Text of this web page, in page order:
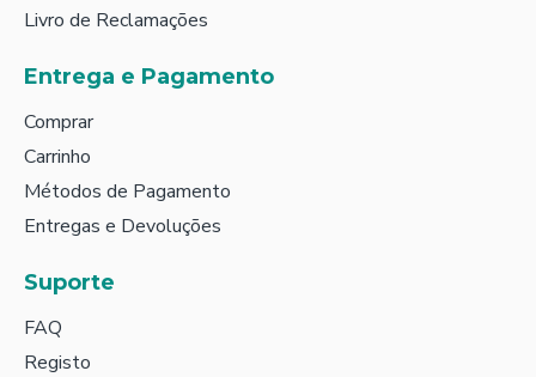
Livro de Reclamações
Entrega e Pagamento
Comprar
Carrinho
Métodos de Pagamento
Entregas e Devoluções
Suporte
FAQ
Registo